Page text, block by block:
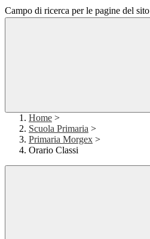
Campo di ricerca per le pagine del sito
Home >
Scuola Primaria >
Primaria Morgex >
Orario Classi